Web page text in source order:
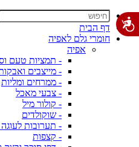
דף הבית
חומרי גלם לאפיה
אפיה
- תמציות טעם
- מייצבים
- ממרחים ומליות
- צבעי מאכל
- קולור מיל
- שוקולדים
- תערובות
- קצפות